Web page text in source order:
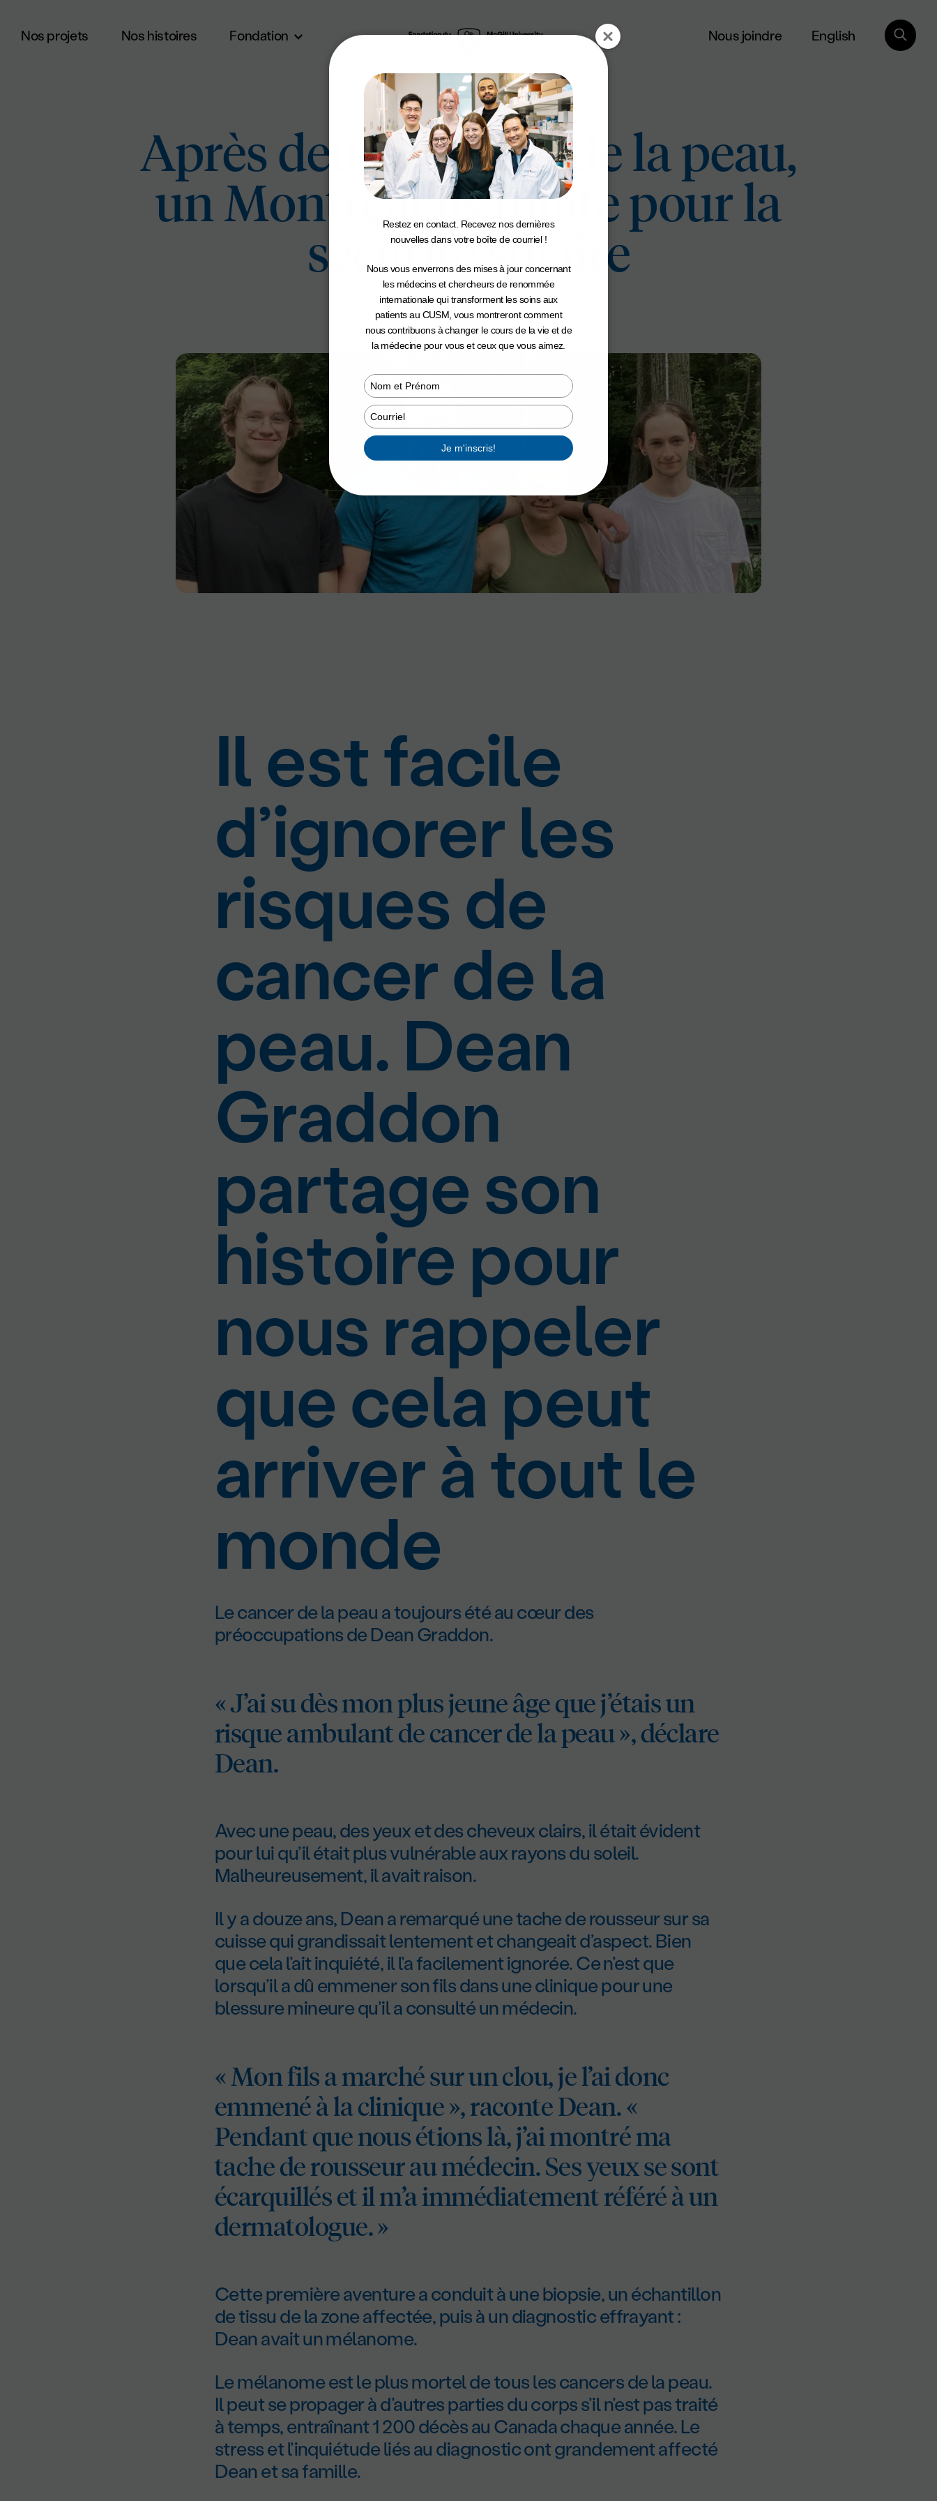
Aller au contenu principal
Nos projets Nos histoires Fondation Nous joindre English
Après deux cancers de la peau,
un Montréalais milite pour la
sécurité solaire
Il est facile
d’ignorer les
risques de
cancer de la
peau. Dean
Graddon
partage son
histoire pour
nous rappeler
que cela peut
arriver à tout le
monde
Le cancer de la peau a toujours été au cœur des
préoccupations de Dean Graddon.
« J’ai su dès mon plus jeune âge que j’étais un
risque ambulant de cancer de la peau », déclare
Dean.
Avec une peau, des yeux et des cheveux clairs, il était évident
pour lui qu’il était plus vulnérable aux rayons du soleil.
Malheureusement, il avait raison.
Il y a douze ans, Dean a remarqué une tache de rousseur sur sa
cuisse qui grandissait lentement et changeait d’aspect. Bien
que cela l’ait inquiété, il l’a facilement ignorée. Ce n’est que
lorsqu’il a dû emmener son fils dans une clinique pour une
blessure mineure qu’il a consulté un médecin.
« Mon fils a marché sur un clou, je l’ai donc
emmené à la clinique », raconte Dean. «
Pendant que nous étions là, j’ai montré ma
tache de rousseur au médecin. Ses yeux se sont
écarquillés et il m’a immédiatement référé à un
dermatologue. »
Cette première aventure a conduit à une biopsie, un échantillon
de tissu de la zone affectée, puis à un diagnostic effrayant :
Dean avait un mélanome.
Le mélanome est le plus mortel de tous les cancers de la peau.
Il peut se propager à d’autres parties du corps s’il n’est pas traité
à temps, entraînant 1 200 décès au Canada chaque année. Le
stress et l’inquiétude liés au diagnostic ont grandement affecté
Dean et sa famille.
Restez en contact. Recevez nos dernières
nouvelles dans votre boîte de courriel !
Nous vous enverrons des mises à jour concernant
les médecins et chercheurs de renommée
internationale qui transforment les soins aux
patients au CUSM, vous montreront comment
nous contribuons à changer le cours de la vie et de
la médecine pour vous et ceux que vous aimez.
your
your
email
Je m'inscris!